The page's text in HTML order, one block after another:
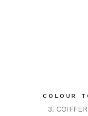
COLOUR
3.